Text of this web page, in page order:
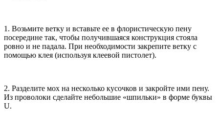
1. Возьмите ветку и вставьте ее в флористическую пену
посередине так, чтобы получившаяся конструкция стояла
ровно и не падала. При необходимости закрепите ветку с
помощью клея (используя клеевой пистолет).
2. Разделите мох на несколько кусочков и закройте ими пену.
Из проволоки сделайте небольшие «шпильки» в форме буквы
U.